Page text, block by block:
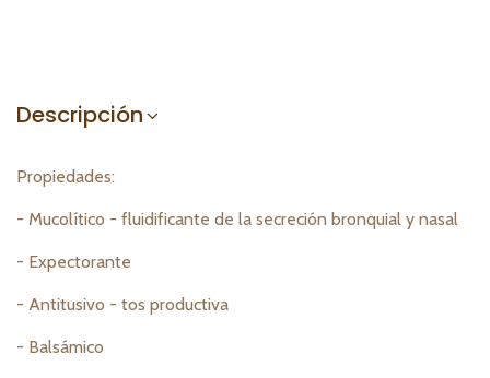
Descripción
Propiedades:
- Mucolítico - fluidificante de la secreción bronquial y nasal
- Expectorante
- Antitusivo - tos productiva
- Balsámico